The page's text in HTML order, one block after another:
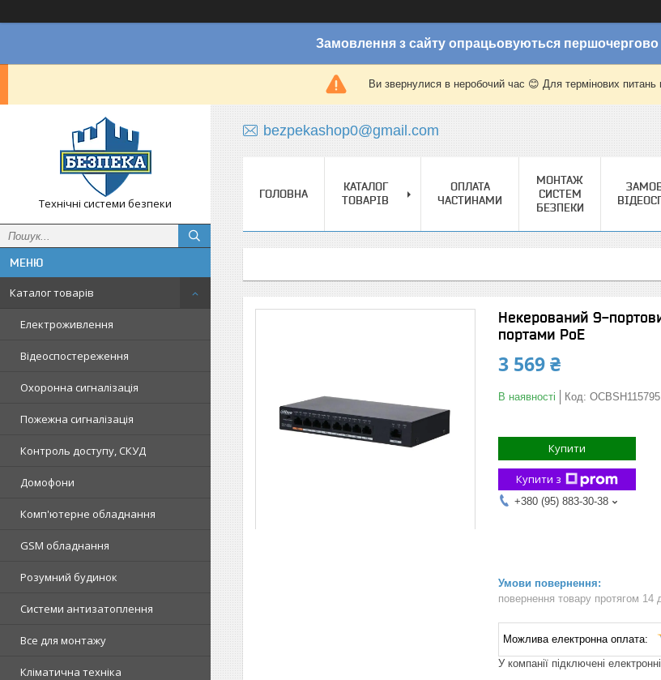
Замовлення з сайту опрацьовуються першочергово
Ви звернулися в неробочий час 😊 Для термінових питань
Технічні системи безпеки
Каталог товарів
Електроживлення
Відеоспостереження
Охоронна сигналізація
Пожежна сигналізація
Контроль доступу, СКУД
Домофони
Комп'ютерне обладнання
GSM обладнання
Розумний будинок
Системи антизатоплення
Все для монтажу
Кліматична техніка
bezpekashop0@gmail.com
ГОЛОВНА
КАТАЛОГ
ТОВАРІВ
ОПЛАТА
ЧАСТИНАМИ
МОНТАЖ
СИСТЕМ
БЕЗПЕКИ
Некерований 9-
портами PoE
3 569 ₴
В наявності Код: OCBSH115795
Купити
Купити з
+380 (95) 883-30-38
повернення товару протягом 14
У компанії підключені